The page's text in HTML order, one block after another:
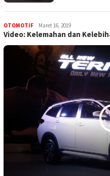
OTOMOTIF merekamindonesia1@gmail.com
Maret 16, 2019
Video: Kelemahan dan